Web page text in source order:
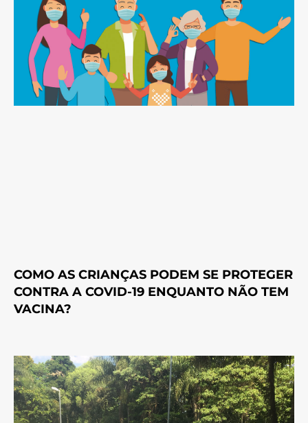
COMO AS CRIANÇAS PODEM SE PROTEGER
CONTRA A COVID-19 ENQUANTO NÃO TEM
VACINA?